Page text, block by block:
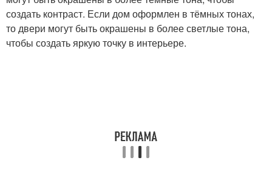
создать контраст. Если дом оформлен в тёмных тонах,
то двери могут быть окрашены в более светлые тона,
чтобы создать яркую точку в интерьере.